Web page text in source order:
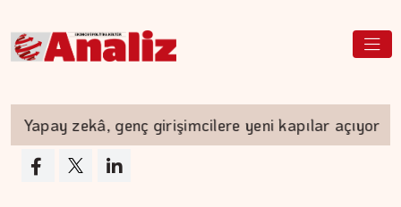
Yapay zekâ, genç girişimcilere yeni kapılar açıyor